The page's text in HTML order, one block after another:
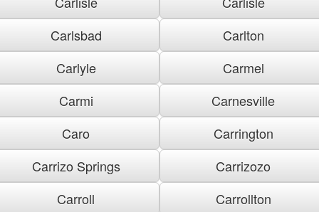
Carlsbad
Carlton
Carlyle
Carmel
Carmi
Carnesville
Caro
Carrington
Carrizo Springs
Carrizozo
Carroll
Carrollton